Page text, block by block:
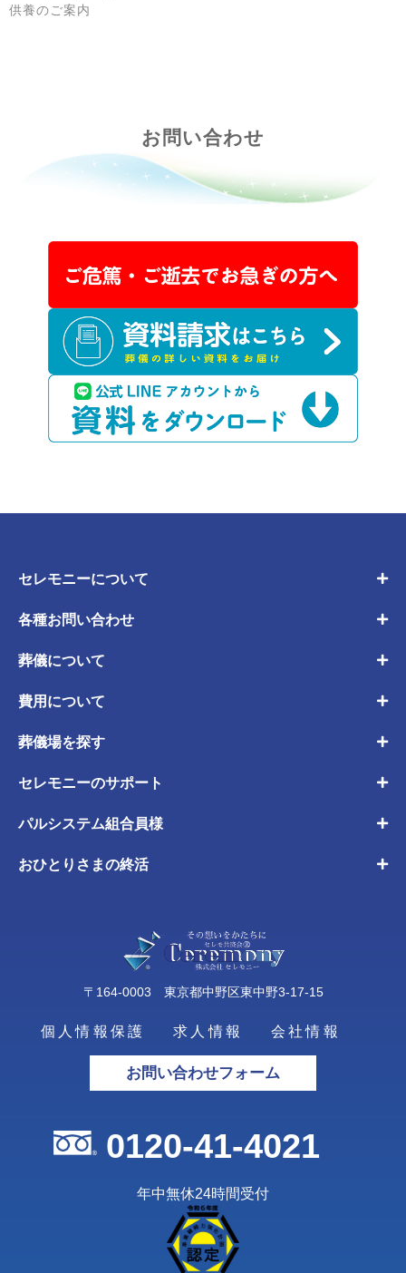
供養のご案内
お問い合わせ
セレモニーについて
各種お問い合わせ
葬儀について
費用について
葬儀場を探す
セレモニーのサポート
パルシステム組合員様
おひとりさまの終活
〒164-0003 東京都中野区東中野3-17-15
個人情報保護 求人情報 会社情報
お問い合わせフォーム
0120-41-4021
年中無休24時間受付